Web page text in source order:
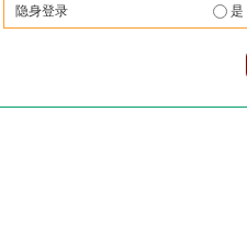
隐身登录